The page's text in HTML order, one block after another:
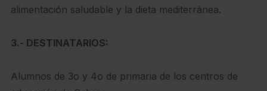
alimentación saludable y la dieta mediterránea.
3.- DESTINATARIOS:
Alumnos de 3o y 4o de primaria de los centros de